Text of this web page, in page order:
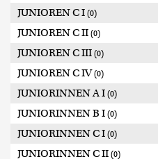
JUNIOREN C I (0)
JUNIOREN C II (0)
JUNIOREN C III (0)
JUNIOREN C IV(0)
JUNIORINNEN A I (0)
JUNIORINNEN B I (0)
JUNIORINNEN C I (0)
JUNIORINNEN C II (0)